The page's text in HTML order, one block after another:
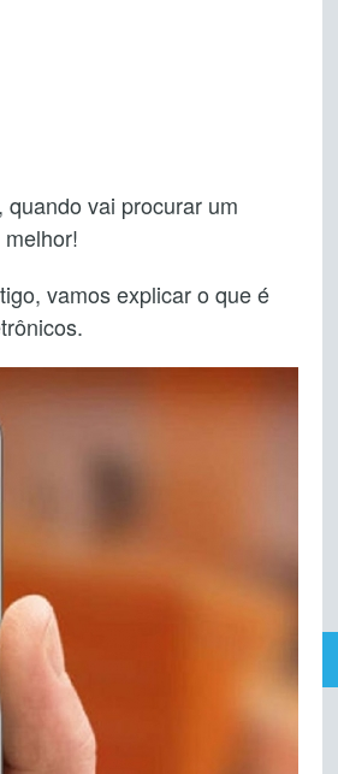
vai procurar um
vamos explicar o que é